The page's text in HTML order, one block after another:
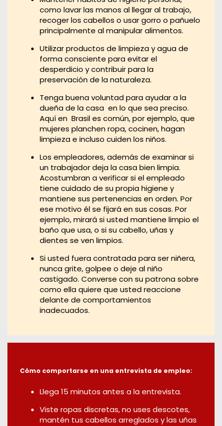
como lavar las manos al llegar al trabajo,
recoger los cabellos o usar gorro o pañuelo
principalmente al manipular alimentos.
Utilizar productos de limpieza y agua de
forma consciente para evitar el
desperdicio y contribuir para la
preservación de la naturaleza.
Tenga buena voluntad para ayudar a la
dueña de la casa en lo que sea preciso.
Aquí en Brasil es común, por ejemplo, que
mujeres planchen ropa, cocinen, hagan
limpieza e incluso cuiden los niños.
Los empleadores, además de examinar si
un trabajador deja la casa bien limpia.
Acostumbran a verificar si el empleado
tiene cuidado de su propia higiene y
mantiene sus pertenencias en orden. Por
ese motivo él se fijará en sus cosas. Por
ejemplo, mirará si usted mantiene limpio el
baño que usa, o si su cabello, uñas y
dientes se ven limpios.
Si usted fuera contratada para ser niñera,
nunca grite, golpee o deje al niño
castigado. Converse con su patrona sobre
como ella quiere que usted reaccione
delante de comportamientos
inadecuados.
Cómo comportarse en una entrevista de empleo:
Llega 15 minutos antes a la entrevista.
Viste ropas discretas, no uses descotes,
mantén tus cabellos arreglados y las uñas